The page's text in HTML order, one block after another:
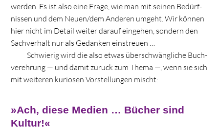
wer­den. Es ist also eine Frage, wie man mit sei­nen Bedürf­
nis­sen und dem Neuen/dem Ande­ren umgeht. Wir kön­nen
hier nicht im Detail wei­ter dar­auf ein­ge­hen, son­dern den
Sach­ver­halt nur als Gedan­ken einstreuen …
Schwie­rig wird die also etwas über­schwäng­li­che Buch­
ver­eh­rung — und damit zurück zum Thema —, wenn sie sich
mit wei­te­ren kurio­sen Vor­stel­lun­gen mischt:
»Ach, diese Medien … Bücher sind
Kultur!«